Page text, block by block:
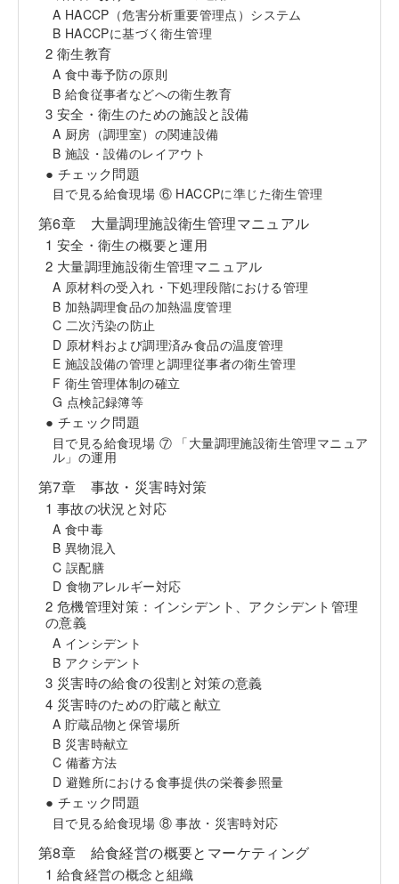
A HACCP（危害分析重要管理点）システム
B HACCPに基づく衛生管理
2 衛生教育
A 食中毒予防の原則
B 給食従事者などへの衛生教育
3 安全・衛生のための施設と設備
A 厨房（調理室）の関連設備
B 施設・設備のレイアウト
● チェック問題
目で見る給食現場 ⑥ HACCPに準じた衛生管理
第6章 大量調理施設衛生管理マニュアル
1 安全・衛生の概要と運用
2 大量調理施設衛生管理マニュアル
A 原材料の受入れ・下処理段階における管理
B 加熱調理食品の加熱温度管理
C 二次汚染の防止
D 原材料および調理済み食品の温度管理
E 施設設備の管理と調理従事者の衛生管理
F 衛生管理体制の確立
G 点検記録簿等
● チェック問題
目で見る給食現場 ⑦ 「大量調理施設衛生管理マニュア
ル」の運用
第7章 事故・災害時対策
1 事故の状況と対応
A 食中毒
B 異物混入
C 誤配膳
D 食物アレルギー対応
2 危機管理対策：インシデント、アクシデント管理
の意義
A インシデント
B アクシデント
3 災害時の給食の役割と対策の意義
4 災害時のための貯蔵と献立
A 貯蔵品物と保管場所
B 災害時献立
C 備蓄方法
D 避難所における食事提供の栄養参照量
● チェック問題
目で見る給食現場 ⑧ 事故・災害時対応
第8章 給食経営の概要とマーケティング
1 給食経営の概念と組織